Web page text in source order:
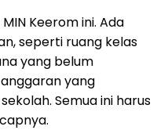
Keerom ini. Ada
seperti ruang kelas
yang belum
yang
Semua ini harus